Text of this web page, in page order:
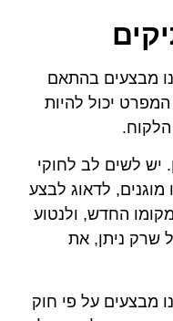
מבצעים בהתאם
יכול להיות
הלקוח.
יש לשים לב לחוקי
מוגנים, לדאוג לבצע
החדש, ולנטוע
שרק ניתן, את
מבצעים על פי חוק